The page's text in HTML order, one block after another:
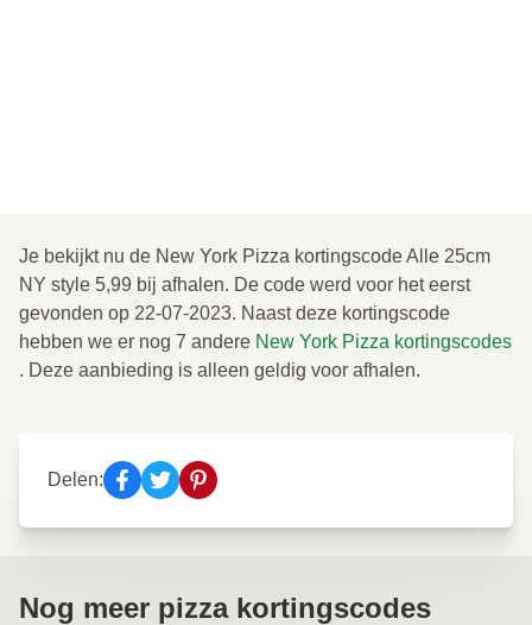
Je bekijkt nu de New York Pizza kortingscode Alle 25cm
NY style 5,99 bij afhalen. De code werd voor het eerst
gevonden op 22-07-2023. Naast deze kortingscode
hebben we er nog 7 andere New York Pizza kortingscodes
. Deze aanbieding is alleen geldig voor afhalen.
Delen:
Nog meer pizza kortingscodes